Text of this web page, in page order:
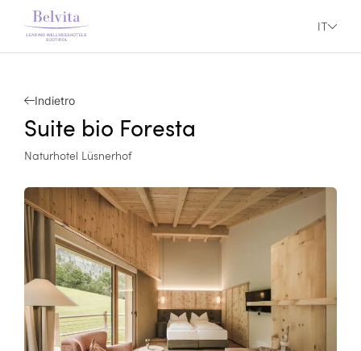
IT
Indietro
Suite bio Foresta
Naturhotel Lüsnerhof